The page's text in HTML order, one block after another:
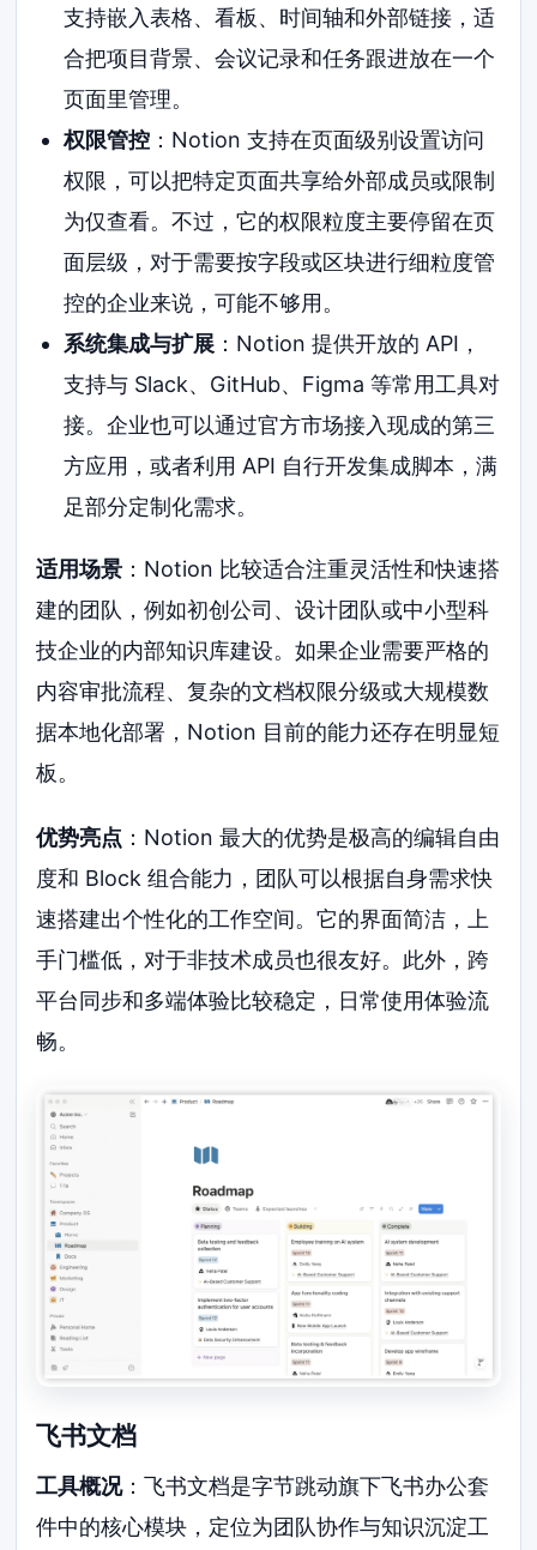
支持嵌入表格、看板、时间轴和外部链接，适
合把项目背景、会议记录和任务跟进放在一个
页面里管理。
权限管控：Notion 支持在页面级别设置访问
权限，可以把特定页面共享给外部成员或限制
为仅查看。不过，它的权限粒度主要停留在页
面层级，对于需要按字段或区块进行细粒度管
控的企业来说，可能不够用。
系统集成与扩展：Notion 提供开放的 API，
支持与 Slack、GitHub、Figma 等常用工具对
接。企业也可以通过官方市场接入现成的第三
方应用，或者利用 API 自行开发集成脚本，满
足部分定制化需求。
适用场景 ：Notion 比较适合注重灵活性和快速搭
建的团队，例如初创公司、设计团队或中小型科
技企业的内部知识库建设。如果企业需要严格的
内容审批流程、复杂的文档权限分级或大规模数
据本地化部署，Notion 目前的能力还存在明显短
板。
优势亮点 ：Notion 最大的优势是极高的编辑自由
度和 Block 组合能力，团队可以根据自身需求快
速搭建出个性化的工作空间。它的界面简洁，上
手门槛低，对于非技术成员也很友好。此外，跨
平台同步和多端体验比较稳定，日常使用体验流
畅。
飞书文档
工具概况：飞书文档是字节跳动旗下飞书办公套
件中的核心模块，定位为团队协作与知识沉淀工